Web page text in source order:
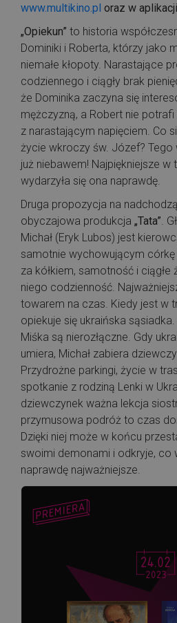
www.multikino.pl oraz w
„Opiekun” to historia
Dominiki i Roberta, którzy jako
niemałe kłopoty. Narastające
codziennego i ciągły brak
że Dominika zaczyna się
mężczyzną, a Robert nie
z narastającym napięciem. Co
życie wkroczy św. Józef?
już niebawem! Najpiękniejsze w
wydarzyła się ona naprawdę.
Druga propozycja na
obyczajowa produkcja „Tata” .
Michał (Eryk Lubos) jest
samotnie wychowującym córkę
za kółkiem, samotność i
niego codzienność.
towarem na czas. Kiedy jest w
opiekuje się ukraińska
Miśka są nierozłączne. Gdy
umiera, Michał zabiera
Przydrożne parkingi, życie w
spotkanie z rodziną Lenki w
dziewczynek ważna lekcja
przymusowa podróż to czas
Dzięki niej może w końcu
swoimi demonami i odkryje, co
naprawdę najważniejsze.